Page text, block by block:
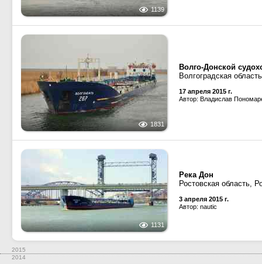
1139
1831
Волго-Донской
Волгоградская
17 апреля 2015 г.
Автор: Владислав
1131
Река Дон
Ростовская область,
3 апреля 2015 г.
Автор: nautic
2015
2014